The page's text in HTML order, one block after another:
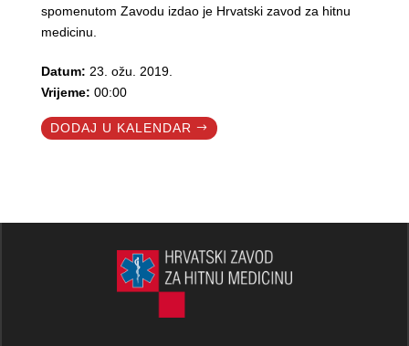
spomenutom Zavodu izdao je Hrvatski zavod za hitnu
medicinu.
Datum: 23. ožu. 2019.
Vrijeme: 00:00
DODAJ U KALENDAR